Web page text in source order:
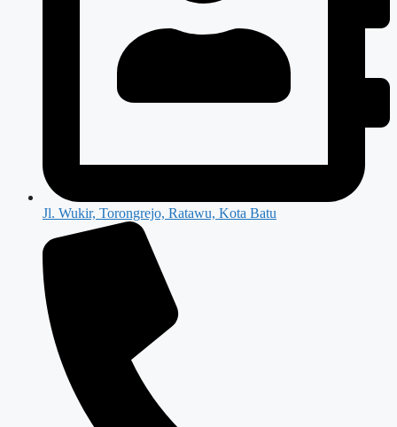
Jl. Wukir, Torongrejo, Ratawu, Kota Batu